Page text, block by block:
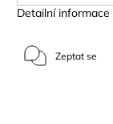
Detailní informace
Zeptat se